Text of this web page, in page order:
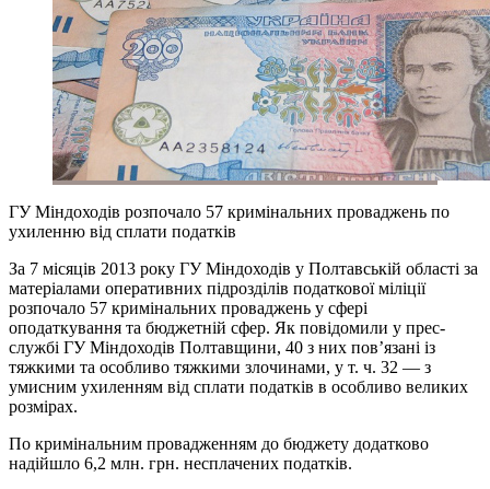
ГУ Міндоходів розпочало 57 кримінальних проваджень по
ухиленню від сплати податків
За 7 місяців 2013 року ГУ Міндоходів у Полтавській області за
матеріалами оперативних підрозділів податкової міліції
розпочало 57 кримінальних проваджень у сфері
оподаткування та бюджетній сфер. Як повідомили у прес-
службі ГУ Міндоходів Полтавщини, 40 з них пов’язані із
тяжкими та особливо тяжкими злочинами, у т. ч. 32 — з
умисним ухиленням від сплати податків в особливо великих
розмірах.
По кримінальним провадженням до бюджету додатково
надійшло 6,2 млн. грн. несплачених податків.